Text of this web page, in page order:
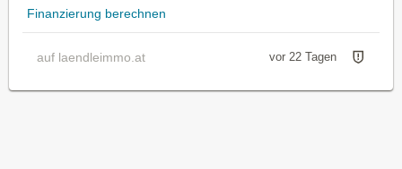
Finanzierung berechnen
auf laendleimmo.at vor 22 Tagen